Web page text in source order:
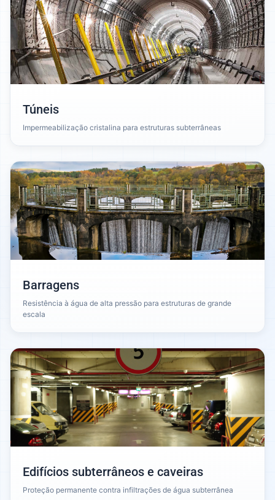
Túneis
Impermeabilização cristalina para estruturas subterrâneas
Barragens
Resistência à água de alta pressão para estruturas de grande
escala
Edifícios subterrâneos e caveiras
Proteção permanente contra infiltrações de água subterrânea